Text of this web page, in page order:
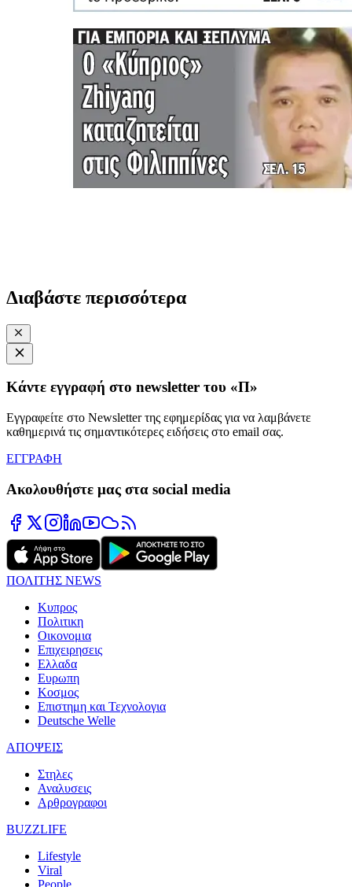
Διαβάστε περισσότερα
Κάντε εγγραφή στο newsletter του «Π»
Εγγραφείτε στο Newsletter της εφημερίδας για να λαμβάνετε
καθημερινά τις σημαντικότερες ειδήσεις στο email σας.
ΕΓΓΡΑΦΗ
Ακολουθήστε μας στα social media
ΠΟΛΙΤΗΣ NEWS
Κυπρος
Πολιτικη
Οικονομια
Επιχειρησεις
Ελλαδα
Ευρωπη
Κοσμος
Επιστημη και Τεχνολογια
Deutsche Welle
ΑΠΟΨΕΙΣ
Στηλες
Αναλυσεις
Αρθρογραφοι
BUZZLIFE
Lifestyle
Viral
People